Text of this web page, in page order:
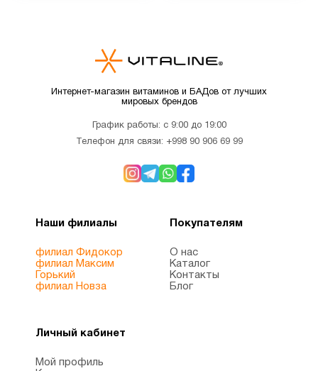
Пожилым 10
Препараты 1
щитовидной
Препараты
4
Рыбий
Интернет-магазин витаминов и БАДов от лучших
мировых брендов
График работы: с 9:00 до 19:00
Телефон для связи: +998 90 906 69 99
Наши филиалы
филиал Фидокор
филиал Максим
Горький
филиал Новза
Покупателям
О нас
Каталог
Контакты
Блог
Личный кабинет
Мой профиль